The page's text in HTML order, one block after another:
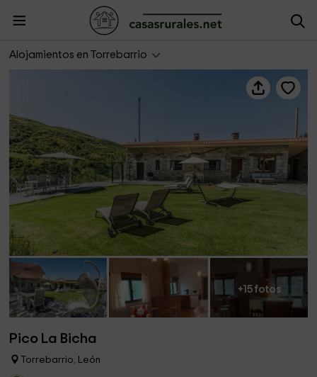
Alojamientos en Torrebarrio
+15 fotos
Pico La Bicha
Torrebarrio, León